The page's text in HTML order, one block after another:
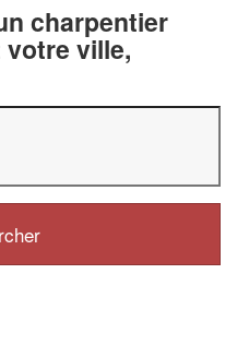
charpentier
ville,